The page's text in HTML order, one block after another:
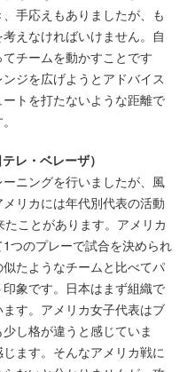
手応えもありましたが、も
えなければいけません。自
チームを動かすことです
ジを広げようとアドバイス
トを打たないような距離で
レ・ベレーザ）
ニングを行いましたが、風
リカには年代別代表の活動
ことがあります。アメリカ
つのプレーで試合を決められ
たようなチームと比べてパ
象です。日本はまず組織で
す。アメリカ女子代表はブ
し格が違うと感じていま
ます。そんなアメリカ戦に